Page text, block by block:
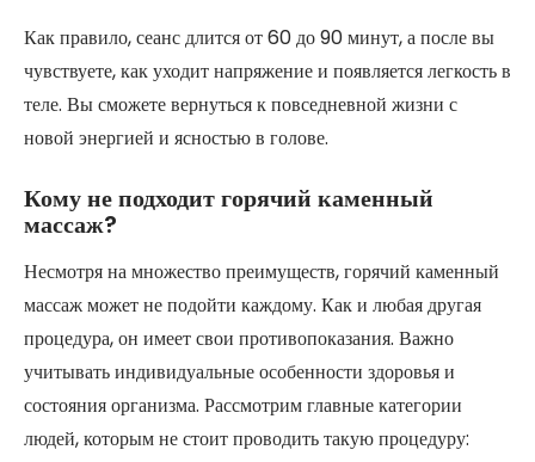
Как правило, сеанс длится от 60 до 90 минут, а после вы
чувствуете, как уходит напряжение и появляется легкость в
теле. Вы сможете вернуться к повседневной жизни с
новой энергией и ясностью в голове.
Кому не подходит горячий каменный
массаж?
Несмотря на множество преимуществ, горячий каменный
массаж может не подойти каждому. Как и любая другая
процедура, он имеет свои противопоказания. Важно
учитывать индивидуальные особенности здоровья и
состояния организма. Рассмотрим главные категории
людей, которым не стоит проводить такую процедуру: